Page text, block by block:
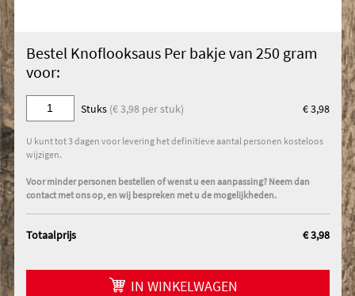
Bestel Knoflooksaus Per bakje van 250 gram
voor:
Stuks (€ 3,98 per stuk) € 3,98
U kunt tot 3 dagen voor levering het definitieve aantal personen kosteloos
wijzigen.
Voor minder personen bestellen of wenst u een aanpassing? Neem dan
contact met ons op, en wij bespreken met u de mogelijkheden.
Totaalprijs € 3,98
IN WINKELWAGEN